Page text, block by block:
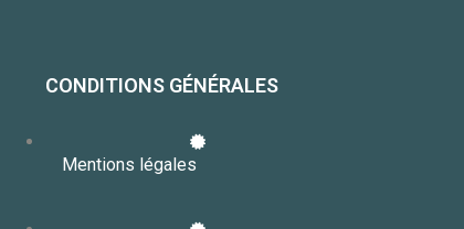
CONDITIONS GÉNÉRALES
Mentions légales